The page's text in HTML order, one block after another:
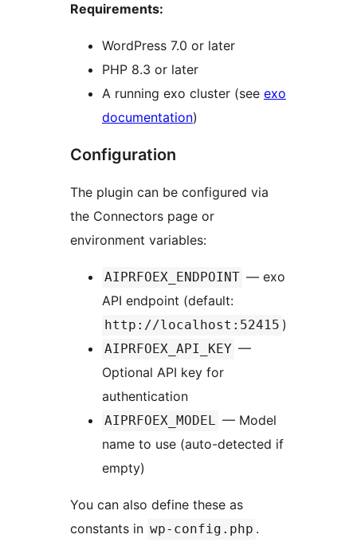
Requirements:
WordPress 7.0 or later
PHP 8.3 or later
A running exo cluster (see exo
documentation)
Configuration
The plugin can be configured via
the Connectors page or
environment variables:
AIPRFOEX_ENDPOINT — exo
API endpoint (default:
http://localhost:52415 )
AIPRFOEX_API_KEY —
Optional API key for
authentication
AIPRFOEX_MODEL — Model
name to use (auto-detected if
empty)
You can also define these as
constants in wp-config.php .